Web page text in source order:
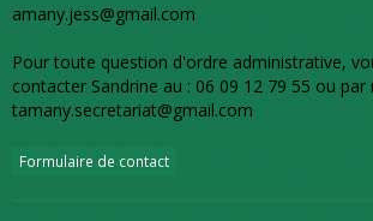
amany.jess@gmail.com
Pour toute question d'ordre administrative,
contacter Sandrine au : 06 09 12 79 55 ou par
tamany.secretariat@gmail.com
Formulaire de contact